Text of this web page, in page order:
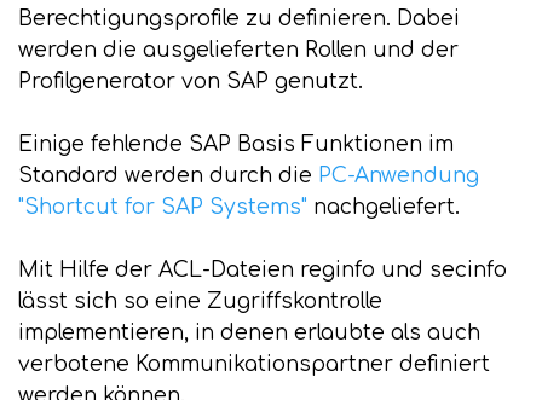
Berechtigungsprofile zu definieren. Dabei
werden die ausgelieferten Rollen und der
Profilgenerator von SAP genutzt.
Einige fehlende SAP Basis Funktionen im
Standard werden durch die PC-Anwendung
"Shortcut for SAP Systems" nachgeliefert.
Mit Hilfe der ACL-Dateien reginfo und secinfo
lässt sich so eine Zugriffskontrolle
implementieren, in denen erlaubte als auch
verbotene Kommunikationspartner definiert